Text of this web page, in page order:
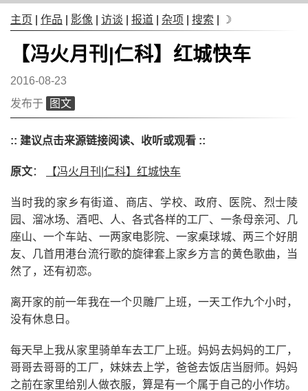
主页 作品 影像 访谈 报道 杂项 搜索 ☽
【冯火月刊|仁科】红城快车
2016-08-23
发布于
图文
:: 建议点击来源链接阅读、收听或观看 ::
原文： 【冯火月刊|仁科】红城快车
当时我的家乡有街道、商店、学校、政府、医院、烈士陵
园、溜冰场、酒吧、人、各式各样的工厂、一条母亲河、几
座山、一个车站、一两家电影院、一家桌球城、两三个好朋
友、几首用港台流行歌的旋律套上家乡方言的黄色歌曲，当
然了，还有初恋。
离开家的前一年我在一个贝雕厂上班，一天工作九个小时，
没有休息日。
每天早上我从家里骑单车去工厂上班。妈妈去妈妈的工厂，
哥哥去哥哥的工厂，妹妹去上学，爸爸去饭店当厨师。妈妈
之前在家里给别人做衣服，算是有一个属于自己的小作坊。